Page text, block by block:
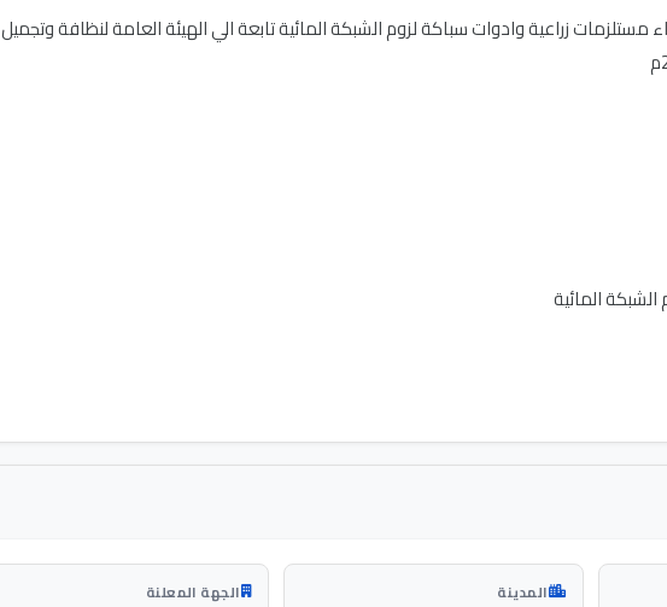
زراعية وادوات سباكة لزوم الشبكة المائية تابعة الي الهيئة العامة لنظافة وتجميل
المدينة الجهة المعلنة